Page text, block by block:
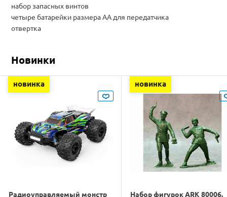
набор запасных винтов
четыре батарейки размера AA для передатчика
отвертка
Новинки
новинка
Радиоуправляемый монстр
новинка
Набор фигурок ARK 80006.